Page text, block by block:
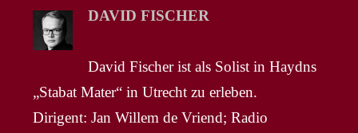
DAVID FISCHER
David Fischer ist als Solist in Haydns
„Stabat Mater“ in Utrecht zu erleben.
Dirigent: Jan Willem de Vriend; Radio